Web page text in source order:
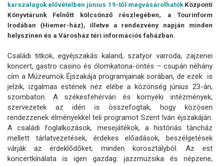
karszalagok elővételben június 19-től megvásárolhatókKözponti
Könyvtárunk Felnőtt kölcsönző részlegében, a Tourinform
Irodában (Hiemer-ház), illetve a rendezvény napján minden
helyszínen és a Városház téri információs faházban.
Családi titkok, egyéjszakás kaland, szatyor varroda, zajzenei
koncert, gastro casino és ólomkatona-öntés – csupán néhány
cím a Múzeumok Éjszakája programjainak sorában, de ezek is
jelzik, izgalmas estének néz elébe a közönség június 23-án,
szombaton. A székesfehérvári és környéki intézmények,
szervezetek az idén is összefogtak, hogy közösen
rendezzenek élményekkel teli programot Szent Iván éjszakáján.
A családi foglalkozások, mesejátékok, a históriás táncház
mellett tárlatvezetések, érdekes előadások, beszélgetések
várják az érdeklődőket, minden korosztályból. Az est
koncertkínálata is igen gazdag: jazzmuzsika és népzene,